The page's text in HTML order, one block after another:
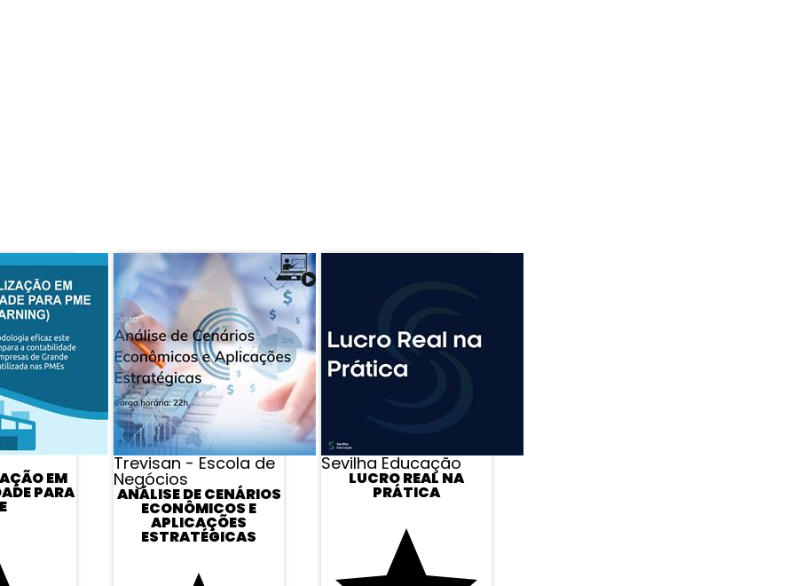
- Adequações NF-e / NFC-e
EM
PARA
Trevisan - Escola de
Negócios
ANÁLISE DE CENÁRIOS
ECONÔMICOS E
APLICAÇÕES
ESTRATÉGICAS
Sevilha Educação
LUCRO REAL NA
PRÁTICA